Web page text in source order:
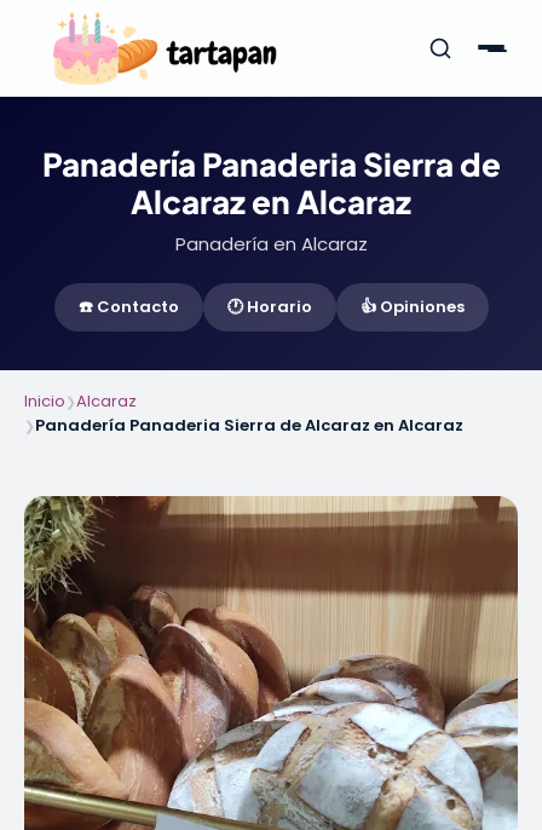
Panadería Panaderia Sierra de
Alcaraz en Alcaraz
Panadería en Alcaraz
☎️ Contacto 🕐 Horario 👍 Opiniones
Inicio❯Alcaraz
❯Panadería Panaderia Sierra de Alcaraz en Alcaraz